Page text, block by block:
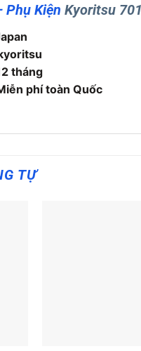
Phụ Kiện Kyoritsu
tháng
phí toàn Quốc
TỰ